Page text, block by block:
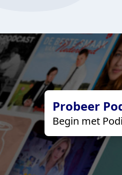
Probeer
Begin met